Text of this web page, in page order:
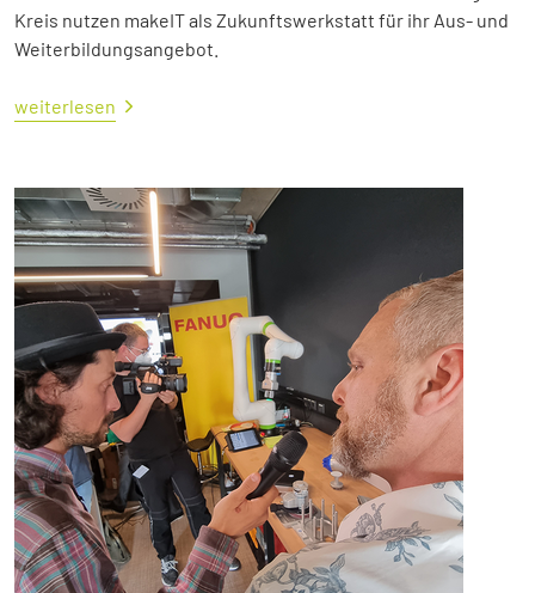
Kreis nutzen makeIT als Zukunftswerkstatt für ihr Aus- und
Weiterbildungsangebot.
weiterlesen